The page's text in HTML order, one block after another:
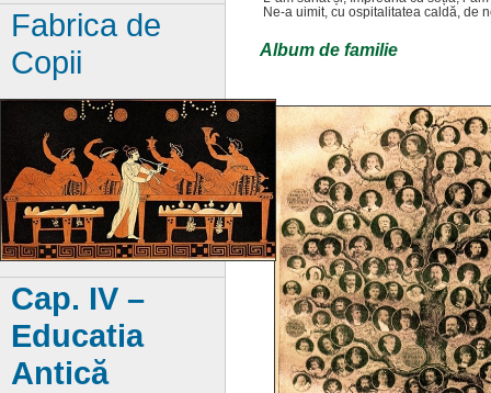
Ne-a uimit, cu ospitalitatea caldă, de
Album de familie
Fabrica de
Copii
Cap. IV –
Educatia
Antică